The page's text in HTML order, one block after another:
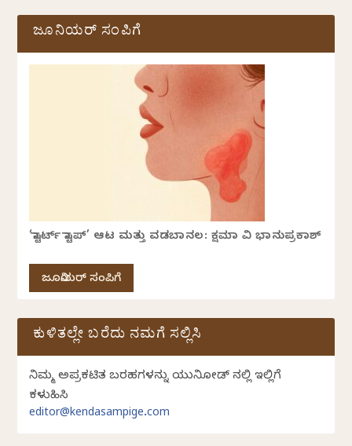
ಜೂನಿಯರ್ ಸಂಪಿಗೆ
‘ಸ್ಟಾರ್ಟ್ ಸ್ಟಾಪ್’ ಆಟ ಮತ್ತು ವಡಬಾನಲ: ಕ್ಷಮಾ ವಿ ಭಾನುಪ್ರಕಾಶ್
ಜೂನಿಯರ್ ಸಂಪಿಗೆ
ಕುಳಿತಲ್ಲೇ ಬರೆದು ನಮಗೆ ಸಲ್ಲಿಸಿ
ನಿಮ್ಮ ಅಪ್ರಕಟಿತ ಬರಹಗಳನ್ನು ಯುನಿಕೋಡ್ ನಲ್ಲಿ ಇಲ್ಲಿಗೆ
ಕಳುಹಿಸಿ
editor@kendasampige.com